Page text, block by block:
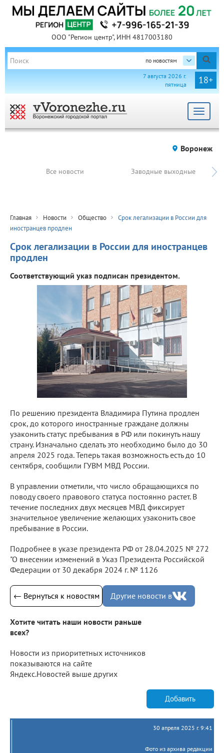
ООО "Регион центр", ИНН 4817003180
по новостям
18+
7 августа 2026 г.
пятница
Toggle
Воронеж
Все новости Заводные выходные
Главная Новости Общество
Срок легализации в России для
иностранцев продлен
Срок легализации в России для иностранцев
продлен
Соответствующий указ подписан президентом.
По решению президента Владимира Путина продлен
срок, до которого иностранные граждане должны
узаконить статус пребывания в РФ или покинуть нашу
страну. Изначально сделать это необходимо было до 30
апреля 2025 года. Теперь такая возможность есть до 10
сентября, сообщили ГУВМ МВД России.
В управлении отметили, что число обращающихся по
поводу своего правового статуса постоянно растет. В
течение последних двух месяцев МВД фиксирует
значительное увеличение желающих узаконить свое
пребывание в России.
Подробнее в указе президента РФ от 28.04.2025 № 272
"О внесении изменений в Указ Президента Российской
Федерации от 30 декабря 2024 г. № 1126
← Вернуться к новостям Другие новости в
Хотите читать наши новости раньше
всех?
Новости из приоритетных источников
показываются на сайте
Яндекс.Новостей выше других
Добавить
30 апреля 2025 г. 9:41
Фото из архива редакции